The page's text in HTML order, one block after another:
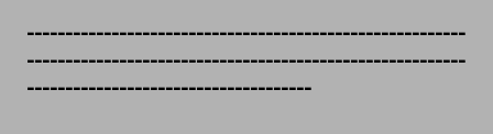
---------------------------------------------------------
---------------------------------------------------------
-------------------------------------